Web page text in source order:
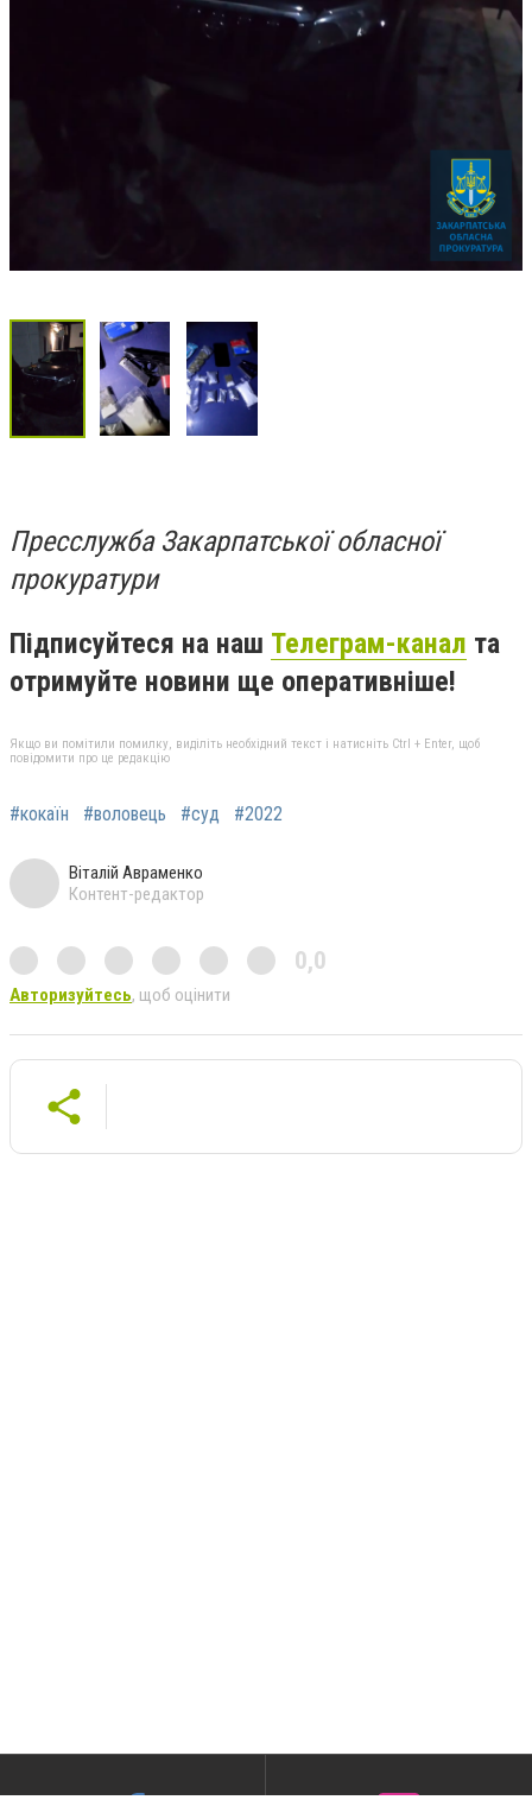
Пресслужба Закарпатської обласної
прокуратури
Підписуйтеся на наш Телеграм-канал та
отримуйте новини ще оперативніше!
Якщо ви помітили помилку, виділіть необхідний текст і натисніть Ctrl + Enter, щоб
повідомити про це редакцію
#кокаїн #воловець #суд #2022
Віталій Авраменко
Контент-редактор
0,0
Авторизуйтесь, щоб оцінити